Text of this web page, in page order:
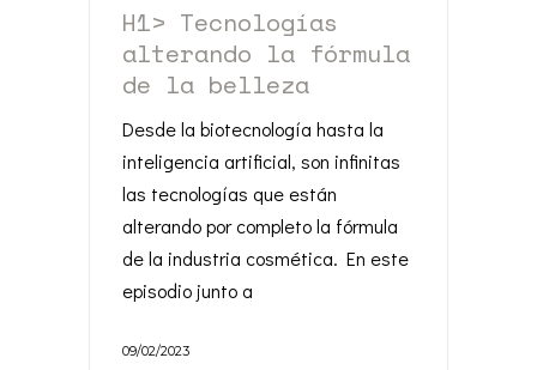
H1> Tecnologías
alterando la fórmula
de la belleza
Desde la biotecnología hasta la
inteligencia artificial, son infinitas
las tecnologías que están
alterando por completo la fórmula
de la industria cosmética. En este
episodio junto a
09/02/2023